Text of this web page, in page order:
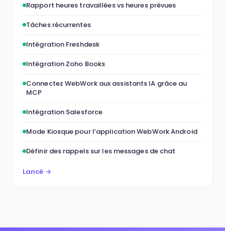
Rapport heures travaillées vs heures prévues
Tâches récurrentes
Intégration Freshdesk
Intégration Zoho Books
Connectez WebWork aux assistants IA grâce au
MCP
Intégration Salesforce
Mode Kiosque pour l’application WebWork Android
Définir des rappels sur les messages de chat
Lancé →